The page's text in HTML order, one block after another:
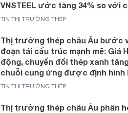
VNSTEEL ước tăng 34% so với
TIN THỊ TRƯỜNG THÉP
Thị trường thép châu Âu bước
đoạn tái cấu trúc mạnh mẽ: Giá
động, chuyển đổi thép xanh
chuỗi cung ứng được định hình
TIN THỊ TRƯỜNG THÉP
Thị trường thép châu Âu phân